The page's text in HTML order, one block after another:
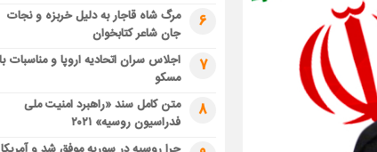
6
مرگ شاه قاجار به دلیل خربزه و نجات
جان شاعر کتابخوان
7
اجلاس سران اتحادیه اروپا و مناسبات با
مسکو
8
متن کامل سند «راهبرد امنیت ملی
فدراسیون روسیه» ۲۰۲۱